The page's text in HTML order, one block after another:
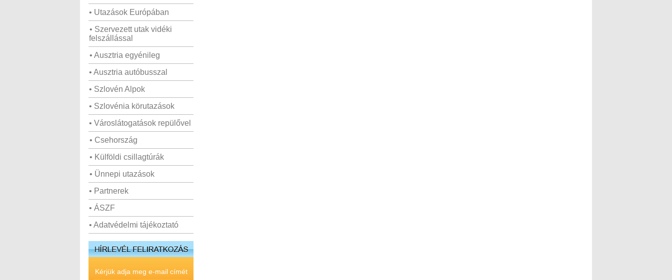
• Utazások Európában
• Szervezett utak vidéki
felszállással
• Ausztria egyénileg
• Ausztria autóbusszal
• Szlovén Alpok
• Szlovénia körutazások
• Városlátogatások repülővel
• Csehország
• Külföldi csillagtúrák
• Ünnepi utazások
• Partnerek
• ÁSZF
• Adatvédelmi tájékoztató
Kérjük adja meg e-mail címét